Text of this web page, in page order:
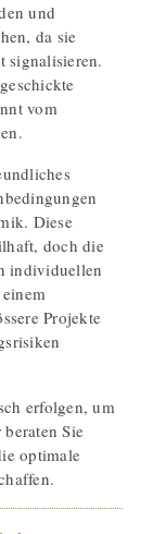
und
da sie
signalisieren.
vom
Diese
doch die
individuellen
Projekte
erfolgen, um
Sie
optimale